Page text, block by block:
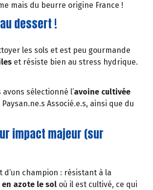
mais du beurre origine France !
dessert !
les sols et est peu gourmande
et résiste bien au stress hydrique.
sélectionné l’avoine cultivée
Associé.e.s, ainsi que du
impact majeur (sur
champion : résistant à la
azote le sol où il est cultivé, ce qui